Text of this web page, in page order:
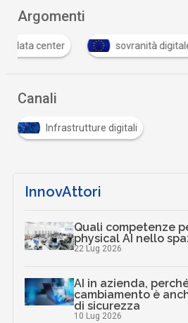
Argomenti
sovranità digitale S
Canali
Infrastrutture digitali
InnovAttori
Quali competenze
physical AI nello
22 Lug 2026
AI in azienda,
cambiamento è
di sicurezza
10 Lug 2026